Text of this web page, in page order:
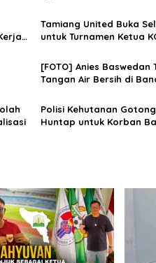
Tamiang United Buka
untuk Turnamen Ketua
[FOTO] Anies
Tangan Air Bersih di
Polisi Kehutanan
Huntap untuk Korban
[FOTO]
di